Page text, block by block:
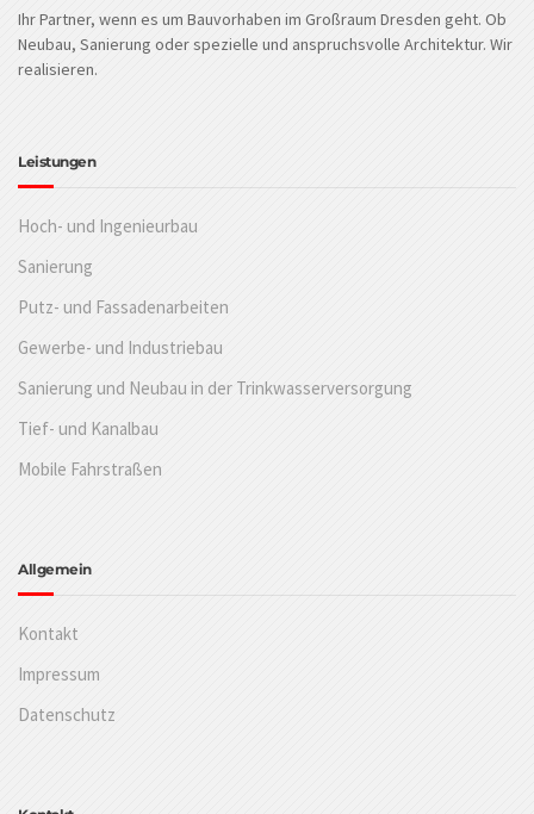
Ihr Partner, wenn es um Bauvorhaben im Großraum Dresden geht. Ob
Neubau, Sanierung oder spezielle und anspruchsvolle Architektur. Wir
realisieren.
Leistungen
Hoch- und Ingenieurbau
Sanierung
Putz- und Fassadenarbeiten
Gewerbe- und Industriebau
Sanierung und Neubau in der Trinkwasserversorgung
Tief- und Kanalbau
Mobile Fahrstraßen
Allgemein
Kontakt
Impressum
Datenschutz